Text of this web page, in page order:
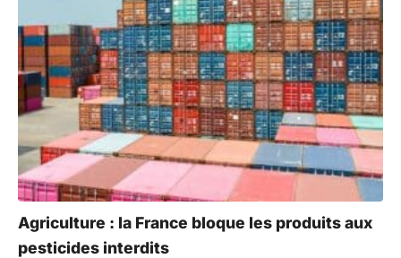
Agriculture : la France bloque les produits aux
pesticides interdits